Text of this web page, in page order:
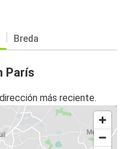
Breda
París
más reciente.